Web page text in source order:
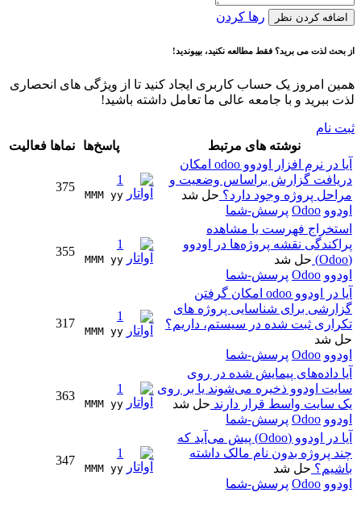
اضافه کردن نظر رها کردن
از بحث لذت می برید؟ فقط مطالعه نکنید، بپیوندید!
همین امروز یک حساب کاربری ایجاد کنید تا از ویژگی های انحصاری
لذت ببرید و با جامعه عالی ما تعامل داشته باشید!
ثبت نام
نوشته های مرتبط
پاسخ‌ها نماها فعالیت
آیا در نرم افزار اودوو odoo امکان
دریافت گزارش براساس وضعیت و
مراحل پروژه وجود دارد؟ حل شد
اودوو Odoo پرسش-شما
1
MMM yy
375
استخراج فهرست یا مشاهده
پراکندگی نقشه پروژه‌ها در اودوو
(Odoo)
حل شد
اودوو Odoo پرسش-شما
1
MMM yy
355
آیا در اودوو odoo امکان گرفتن
گزارشی برای شناسایی پروژه های
تکراری ثبت شده در سیستم، داریم؟
حل شد
اودوو Odoo پرسش-شما
1
MMM yy
317
آیا داده‌های پیمایش شده در روی
سایت اودوو ذخیره می‌شوند یا بر روی
یک سایت واسط قرار دارند حل شد
اودوو Odoo پرسش-شما
1
MMM yy
363
آیا در اودوو (Odoo) پیش می‌آید که
چند پروژه بدون نام مالک داشته
باشیم؟ حل شد
اودوو Odoo پرسش-شما
1
MMM yy
347